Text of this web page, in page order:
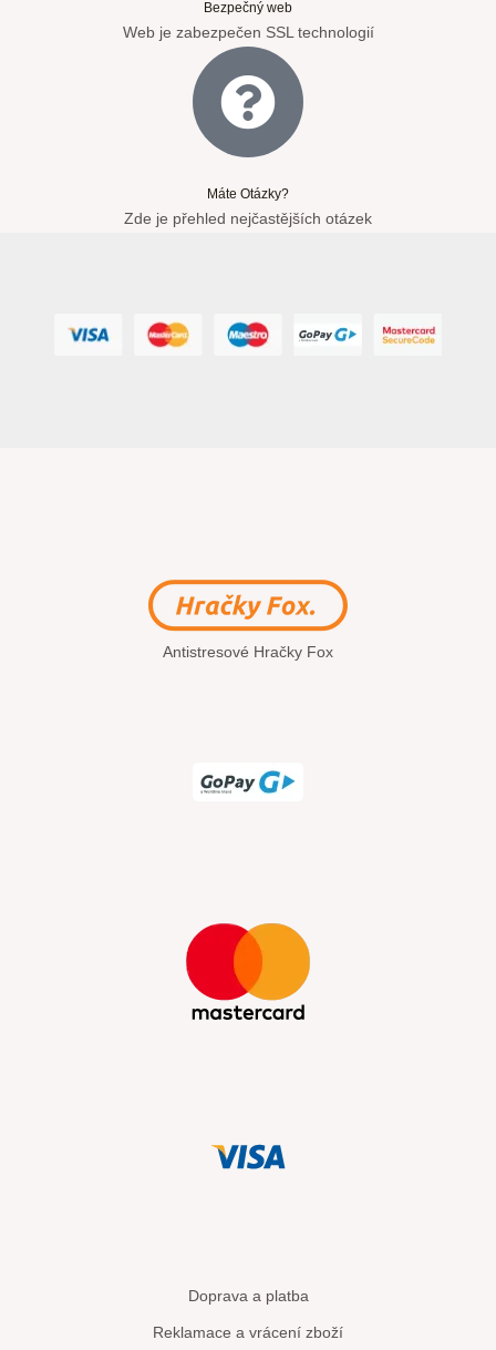
Bezpečný web
Web je zabezpečen SSL technologií
Máte Otázky?
Zde je přehled nejčastějších otázek
Antistresové Hračky Fox
Doprava a platba
Reklamace a vrácení zboží